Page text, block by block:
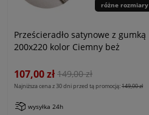
różne rozmiary
Prześcieradło satynowe z gumką
200x220 kolor Ciemny beż
107,00 zł 149,00 zł
Najniższa cena z 30 dni przed tą promocją:149,00 zł
wysyłka 24h